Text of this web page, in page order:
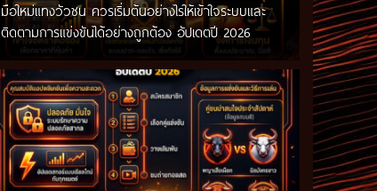
มือใหม่แทงวัวชน ควรเริ่มต้นอย่างไรให้เข้าใจระบบและ
ติดตามการแข่งขันได้อย่างถูกต้อง อัปเดตปี 2026